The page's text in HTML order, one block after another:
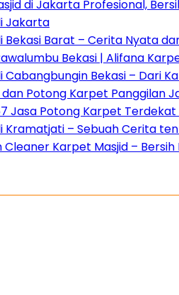
di Jakarta Profesional,
Jakarta
Bekasi Barat – Cerita Nyata
Bekasi | Alifana
Cabangbungin Bekasi – Dari
dan Potong Karpet Panggilan
Jasa Potong Karpet
Kramatjati – Sebuah Cerita
Karpet Masjid –